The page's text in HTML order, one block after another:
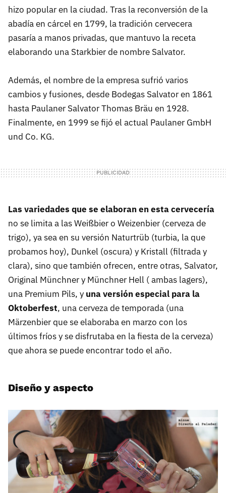
hizo popular en la ciudad. Tras la reconversión de la
abadía en cárcel en 1799, la tradición cervecera
pasaría a manos privadas, que mantuvo la receta
elaborando una Starkbier de nombre Salvator.
Además, el nombre de la empresa sufrió varios
cambios y fusiones, desde Bodegas Salvator en 1861
hasta Paulaner Salvator Thomas Bräu en 1928.
Finalmente, en 1999 se fijó el actual Paulaner GmbH
und Co. KG.
Las variedades que se elaboran en esta cervecería
no se limita a las Weißbier o Weizenbier (cerveza de
trigo), ya sea en su versión Naturtrüb (turbia, la que
probamos hoy), Dunkel (oscura) y Kristall (filtrada y
clara), sino que también ofrecen, entre otras, Salvator,
Original Münchner y Münchner Hell ( ambas lagers),
una Premium Pils, y una versión especial para la
Oktoberfest, una cerveza de temporada (una
Märzenbier que se elaboraba en marzo con los
últimos fríos y se disfrutaba en la fiesta de la cerveza)
que ahora se puede encontrar todo el año.
Diseño y aspecto